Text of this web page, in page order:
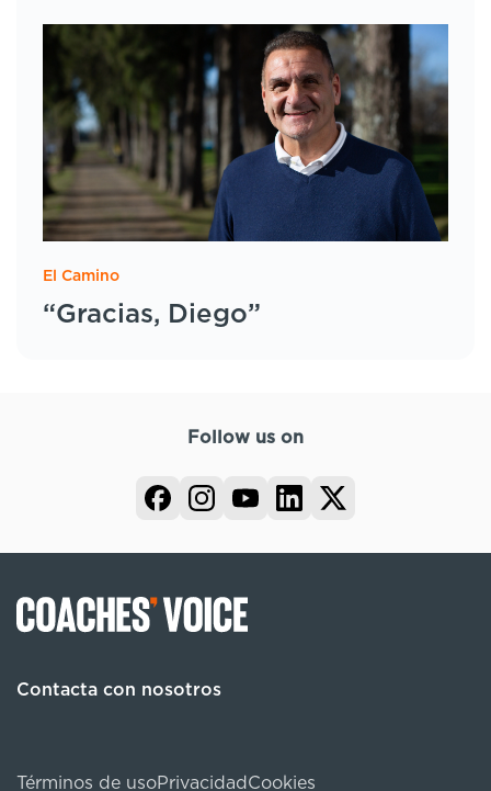
El Camino
“Gracias, Diego”
Follow us on
Contacta con nosotros
Términos de usoPrivacidad Cookies